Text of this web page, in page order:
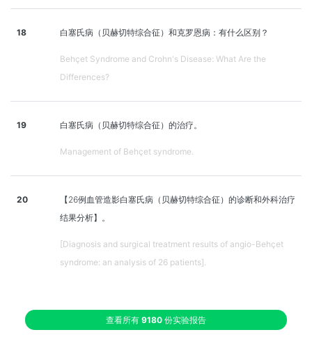
18 白塞氏病（贝赫切特综合征）和克罗恩病：有什么区别？
Behçet Syndrome and Crohn's Disease: What Are the
Differences?
19 白塞氏病（贝赫切特综合征）的治疗。
Management of Behçet syndrome.
20
【26例血管造影白塞氏病（贝赫切特综合征）的诊断和外科治疗
结果分析】。
[Diagnosis and surgical treatment results of angio-Behçet
syndrome: an analysis of 26 patients].
查看所有 9180 份实验报告